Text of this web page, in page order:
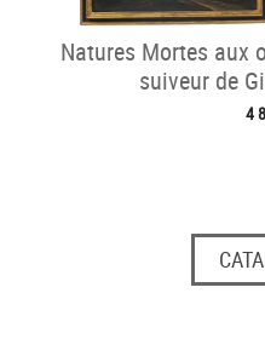
Natures Mortes aux
suiveur de
4